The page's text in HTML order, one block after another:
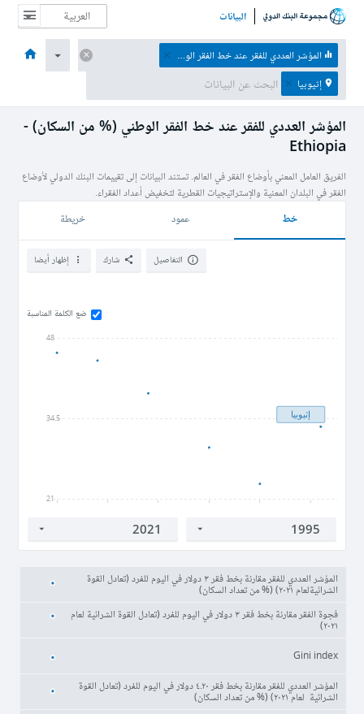
البيانات
الصفحة الرئيسية الموضوعات البيانات والموارد نبذة عن المؤشر العددي للفقر عند خط الفقر الوطني (% من السكان)
إثيوبيا
المؤشر العددي للفقر عند خط الفقر الوطني (% من السكان) -
Ethiopia
الفريق العامل المعني بأوضاع الفقر في العالم. تستند البيانات إلى تقييمات البنك الدولي لأوضاع
الفقر في البلدان المعنية والإستراتيجيات القطرية لتخفيض أعداد الفقراء.
خط عمود خريطة
إظهار أيضا شارك التفاصيل
ضع الكلمة المناسبة
21
34.5
48
إثيوبيا
المؤشر العددي للفقر مقارنة بخط فقر ٣ دولار في اليوم للفرد (تعادل القوة
الشرائيةلعام ٢٠٢١) (% من تعداد السكان)
فجوة الفقر مقارنة بخط فقر ٣ دولار في اليوم للفرد (تعادل القوة الشرائية لعام
٢٠٢١)
Gini index
المؤشر العددي للفقر مقارنة بخط فقر ٤.٢٠ دولار في اليوم للفرد (تعادل القوة
الشرائية لعام ٢٠٢١) (% من تعداد السكان)